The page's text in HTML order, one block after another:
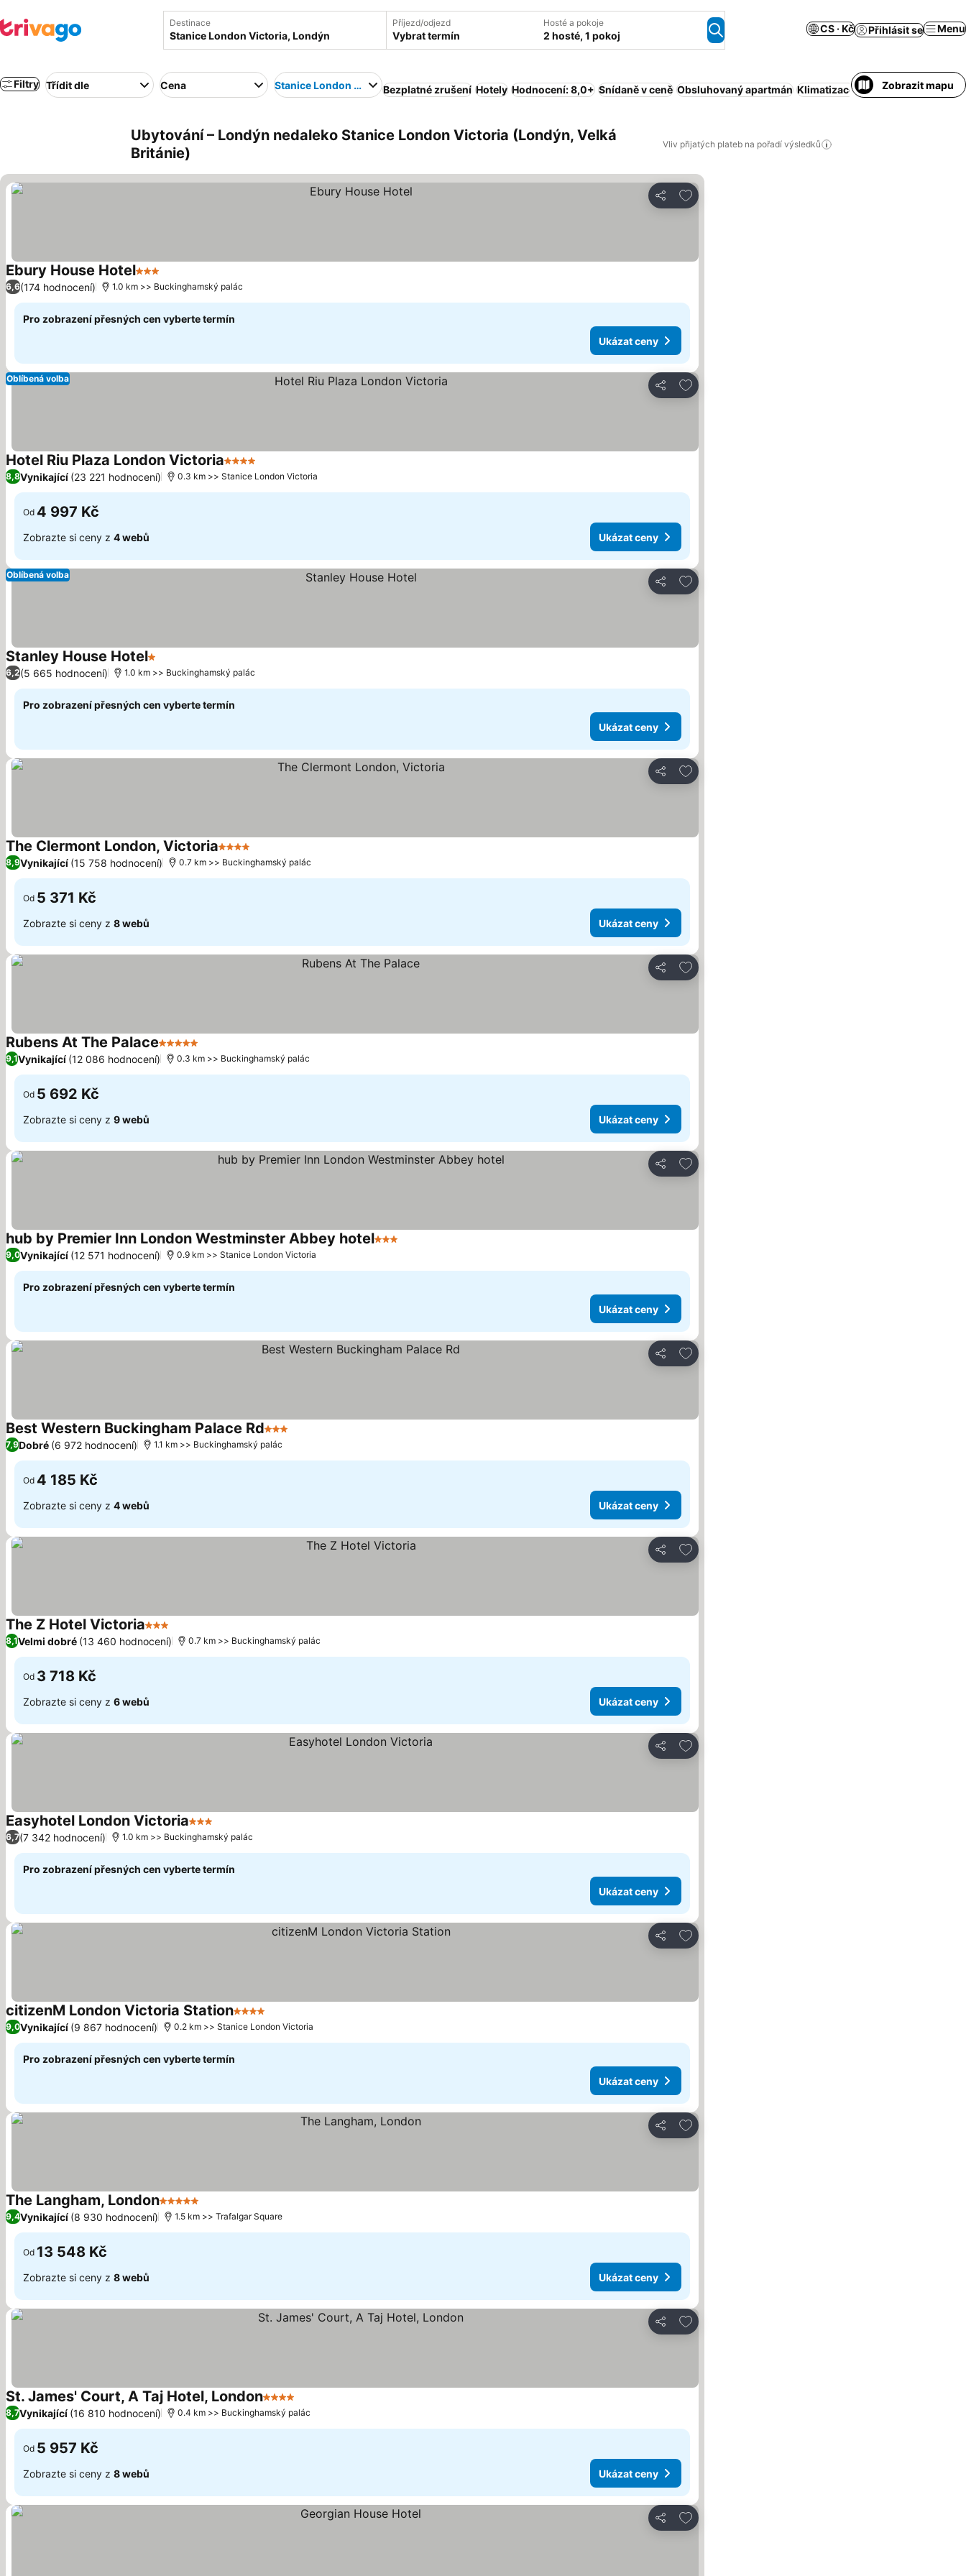
Destinace Příjezd/odjezd
Vybrat termín
Hosté a pokoje
2 hosté, 1 pokoj
CS · Kč Přihlásit se Menu
Filtry Třídit dle Cena Stanice London VictoriaBezplatné zrušení Hotely Hodnocení: 8,0+ Snídaně v ceně Obsluhovaný apartmán Klimatizace Wi-Fi Bazén
Zobrazit mapu
Ubytování – Londýn nedaleko Stanice London Victoria (Londýn, Velká
Británie)
Vliv přijatých plateb na pořadí výsledků
Sdílet
Přidat na seznam oblíbených hotelů
Ebury House Hotel3 Počet hvězdiček
6,6(174 hodnocení) 1.0 km >> Buckinghamský palác
Pro zobrazení přesných cen vyberte termín
Ukázat ceny
Sdílet
Přidat na seznam oblíbených hotelů
Oblíbená volba
Hotel Riu Plaza London Victoria4 Počet hvězdiček
8,8Vynikající (23 221 hodnocení) 0.3 km >> Stanice London Victoria
Od 4 997 Kč
Zobrazte si ceny z 4 webů Ukázat ceny
Sdílet
Přidat na seznam oblíbených hotelů
Oblíbená volba
Stanley House Hotel1 Počet hvězdiček
6,2(5 665 hodnocení) 1.0 km >> Buckinghamský palác
Pro zobrazení přesných cen vyberte termín
Ukázat ceny
Sdílet
Přidat na seznam oblíbených hotelů
The Clermont London, Victoria4 Počet hvězdiček
8,9Vynikající (15 758 hodnocení) 0.7 km >> Buckinghamský palác
Od 5 371 Kč
Zobrazte si ceny z 8 webů Ukázat ceny
Sdílet
Přidat na seznam oblíbených hotelů
Rubens At The Palace5 Počet hvězdiček
9,1Vynikající (12 086 hodnocení) 0.3 km >> Buckinghamský palác
Od 5 692 Kč
Zobrazte si ceny z 9 webů Ukázat ceny
Sdílet
Přidat na seznam oblíbených hotelů
hub by Premier Inn London Westminster Abbey hotel3 Počet hvězdiček
9,0Vynikající (12 571 hodnocení) 0.9 km >> Stanice London Victoria
Pro zobrazení přesných cen vyberte termín
Ukázat ceny
Sdílet
Přidat na seznam oblíbených hotelů
Best Western Buckingham Palace Rd3 Počet hvězdiček
7,9Dobré (6 972 hodnocení) 1.1 km >> Buckinghamský palác
Od 4 185 Kč
Zobrazte si ceny z 4 webů Ukázat ceny
Sdílet
Přidat na seznam oblíbených hotelů
The Z Hotel Victoria3 Počet hvězdiček
Ukázat ceny
8,1Velmi dobré (13 460 hodnocení) 0.7 km >> Buckinghamský palác
Od 3 718 Kč
Zobrazte si ceny z 6 webů Ukázat ceny
Sdílet
Přidat na seznam oblíbených hotelů
Easyhotel London Victoria3 Počet hvězdiček
6,7(7 342 hodnocení) 1.0 km >> Buckinghamský palác
Pro zobrazení přesných cen vyberte termín
Ukázat ceny
Sdílet
Přidat na seznam oblíbených hotelů
citizenM London Victoria Station4 Počet hvězdiček
9,0Vynikající (9 867 hodnocení) 0.2 km >> Stanice London Victoria
Pro zobrazení přesných cen vyberte termín
Ukázat ceny
Sdílet
Přidat na seznam oblíbených hotelů
The Langham, London5 Počet hvězdiček
9,4Vynikající (8 930 hodnocení) 1.5 km >> Trafalgar Square
Od 13 548 Kč
Zobrazte si ceny z 8 webů Ukázat ceny
Sdílet
Přidat na seznam oblíbených hotelů
St. James' Court, A Taj Hotel, London4 Počet hvězdiček
8,7Vynikající (16 810 hodnocení) 0.4 km >> Buckinghamský palác
Od 5 957 Kč
Zobrazte si ceny z 8 webů Ukázat ceny
Sdílet
Přidat na seznam oblíbených hotelů